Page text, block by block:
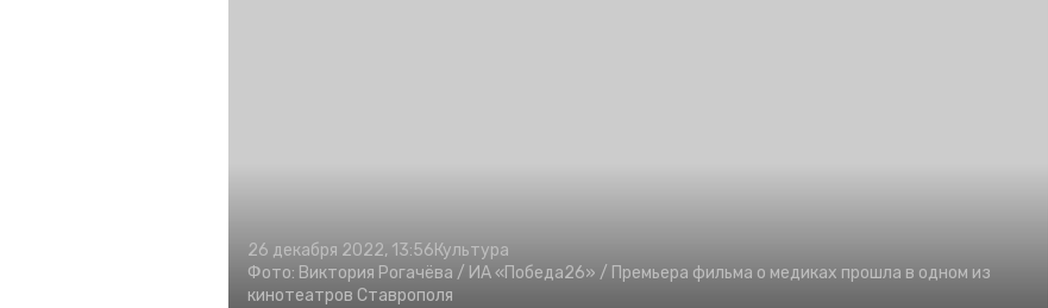
26 декабря 2022, 13:56Культура
Фото: Виктория Рогачёва / ИА «Победа26» / Премьера фильма о медиках прошла в одном из
кинотеатров Ставрополя